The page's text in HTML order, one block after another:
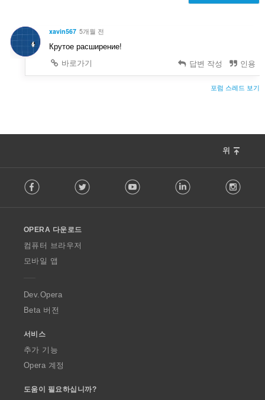
xavin567 5개월 전
Крутое расширение!
바로가기
답변 작성 인용
포럼 스레드 보기
위
o
w
O
p
a
Facebook Twitter Youtube LinkedIn
OPERA 다운로드
컴퓨터 브라우저
모바일 앱
Dev.Opera
Beta 버전
서비스
추가 기능
Opera 계정
도움이 필요하십니까?